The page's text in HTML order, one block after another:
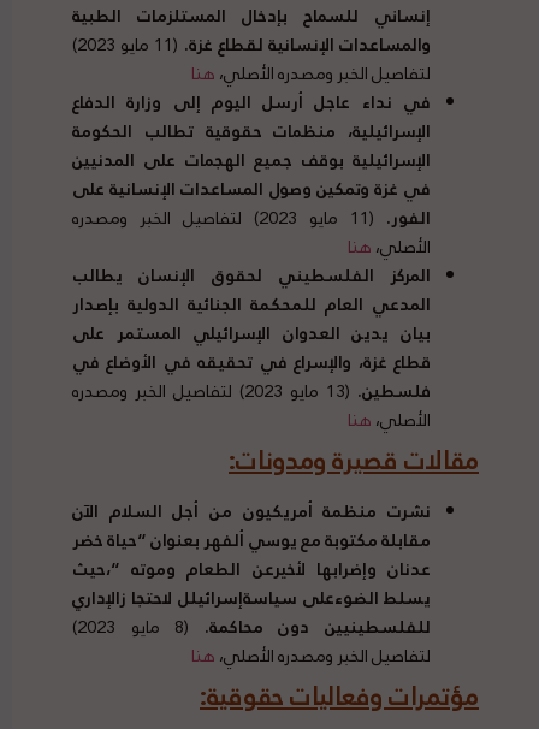
إنساني للسماح بإدخال المستلزمات الطبية
والمساعدات الإنسانية لقطاع غزة.
(11 مايو 2023)
لتفاصيل الخبر ومصدره الأصلي،هنا
في نداء عاجل أرسل اليوم إلى وزارة الدفاع
الإسرائيلية، منظمات حقوقية تطالب الحكومة
الإسرائيلية بوقف جميع الهجمات على المدنيين
في غزة وتمكين وصول المساعدات الإنسانية على
الفور.
(11 مايو 2023) لتفاصيل الخبر ومصدره
الأصلي،هنا
المركز الفلسطيني لحقوق الإنسان يطالب
المدعي العام للمحكمة الجنائية الدولية بإصدار
بيان يدين العدوان الإسرائيلي المستمر على
قطاع غزة، والإسراع في تحقيقه في الأوضاع في
فلسطين.
(13 مايو 2023) لتفاصيل الخبر ومصدره
الأصلي،هنا
مقالات قصيرة ومدونات:
نشرت منظمة أمريكيون من أجل السلام الآن
مقابلة مكتوبة مع يوسي ألفهر بعنوان“حياة خضر
عدنان وإضرابها لأخيرعن الطعام وموته “،حيث
يسلط الضوءعلى سياسةإسرائيلل لاحتجا زالإداري
للفلسطينيين دون محاكمة.
(8 مايو 2023)
لتفاصيل الخبر ومصدره الأصلي،هنا
مؤتمرات وفعاليات حقوقية: